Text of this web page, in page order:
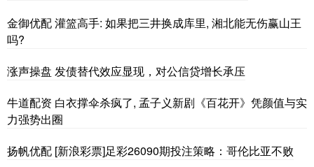
金御优配 灌篮高手: 如果把三井换成库里, 湘北能无伤赢山王
吗?
涨声操盘 发债替代效应显现，对公信贷增长承压
牛道配资 白衣撑伞杀疯了, 孟子义新剧《百花开》凭颜值与实
力强势出圈
扬帆优配 [新浪彩票]足彩26090期投注策略：哥伦比亚不败